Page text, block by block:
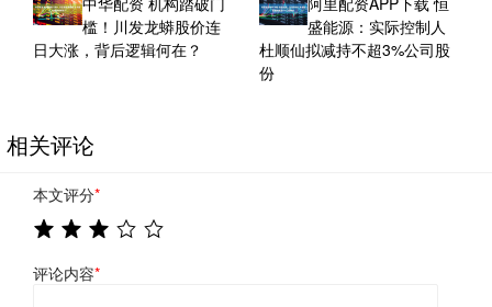
槛！川发龙蟒股价连
日大涨，背后逻辑何在？
盛能源：实际控制人
杜顺仙拟减持不超3%公司股
份
相关评论
本文评分*
评论内容*